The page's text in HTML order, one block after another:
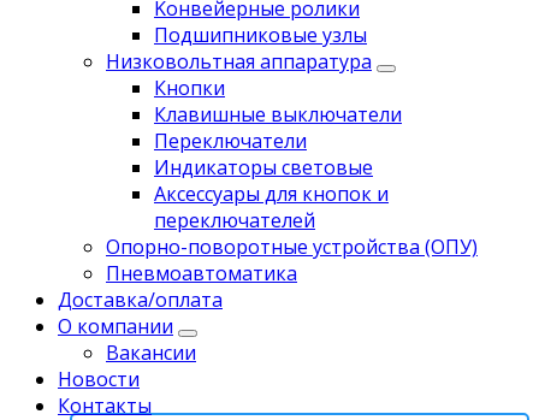
Koнвейерныe pолики
Подшипниковые узлы
Низковольтная аппаратура
Кнопки
Клавишные выключатели
Переключатели
Индикаторы световые
Аксессуары для кнопок и
переключателей
Опорно-поворотные устройства (ОПУ)
Пневмоавтоматика
Доставка/оплата
О компании
Вакансии
Новости
Контакты